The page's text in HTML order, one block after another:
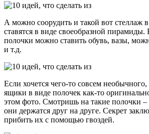
А можно соорудить и такой вот стеллаж
ставятся в виде своеобразной
полочки можно ставить обувь, вазы,
и т.д.
Если хочется чего-то совсем
ящики в виде полочек как-то
этом фото. Смотришь на такие полочки
они держатся друг на друге. Секрет
прибить их с помощью гвоздей.